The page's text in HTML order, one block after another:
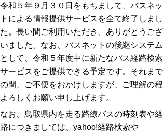
令和５年９月３０日をもちまして、バスネッ
トによる情報提供サービスを全て終了しまし
た。長い間ご利用いただき、ありがとうござ
いました。なお、バスネットの後継システム
として、令和５年度中に新たなバス経路検索
サービスをご提供できる予定です。それまで
の間、ご不便をおかけしますが、ご理解の程
よろしくお願い申し上げます。
なお、鳥取県内を走る路線バスの時刻表や経
路につきましては、yahoo!経路検索や